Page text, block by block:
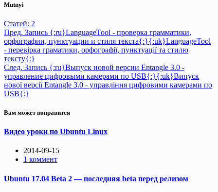
Mutnyi
Статей: 2
Пред. Запись {:ru}LanguageTool - проверка грамматики,
орфографии, пунктуации и стиля текста{:}{:uk}LanguageTool
- перевірка граматики, орфографії, пунктуації та стилю
тексту{:}
След. Запись {:ru}Выпуск новой версии Entangle 3.0 -
управление цифровыми камерами по USB{:}{:uk}Випуск
нової версії Entangle 3.0 - управління цифровими камерами по
USB{:}
Вам может понравится
Видео уроки по Ubuntu Linux
2014-09-15
1 коммент
Ubuntu 17.04 Beta 2 — последняя beta перед релизом